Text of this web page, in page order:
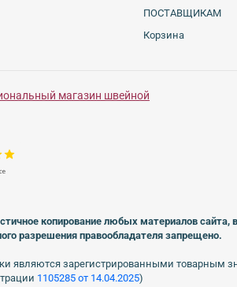
ПОСТАВЩИКАМ
Корзина
копирование любых материалов сайта,
разрешения правообладателя запрещено.
являются зарегистрированными товарным
1105285 от 14.04.2025)